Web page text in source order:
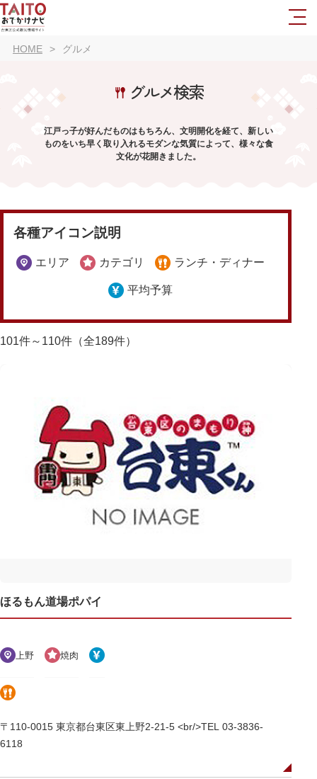
HOME グルメ
グルメ検索
江戸っ子が好んだものはもちろん、文明開化を経て、新しい
ものをいち早く取り入れるモダンな気質によって、様々な食
文化が花開きました。
各種アイコン説明
エリア カテゴリ ランチ・ディナー
平均予算
101件～110件（全189件）
ほるもん道場ポパイ
上野 焼肉
〒110-0015 東京都台東区東上野2-21-5 <br/>TEL 03-3836-
6118